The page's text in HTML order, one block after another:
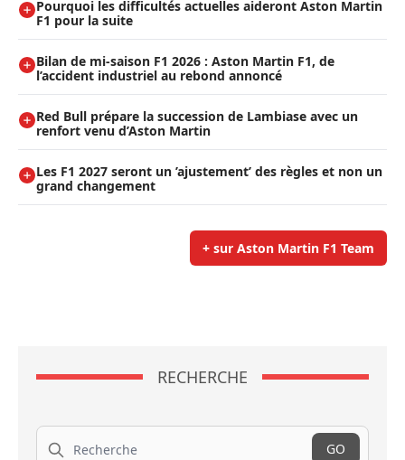
Pourquoi les difficultés actuelles aideront Aston Martin
F1 pour la suite
Bilan de mi-saison F1 2026 : Aston Martin F1, de
l’accident industriel au rebond annoncé
Red Bull prépare la succession de Lambiase avec un
renfort venu d’Aston Martin
Les F1 2027 seront un ’ajustement’ des règles et non un
grand changement
+ sur Aston Martin F1 Team
RECHERCHE
Recherche
GO